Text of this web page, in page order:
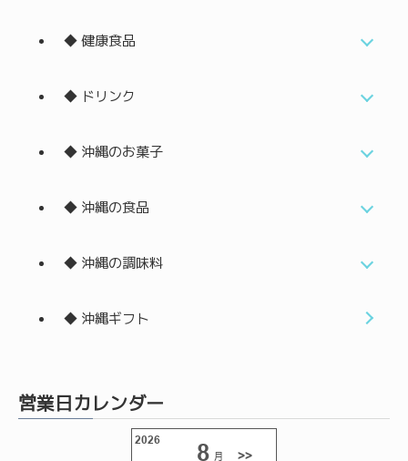
◆ 健康食品
◆ ドリンク
◆ 沖縄のお菓子
◆ 沖縄の食品
◆ 沖縄の調味料
◆ 沖縄ギフト
営業日カレンダー